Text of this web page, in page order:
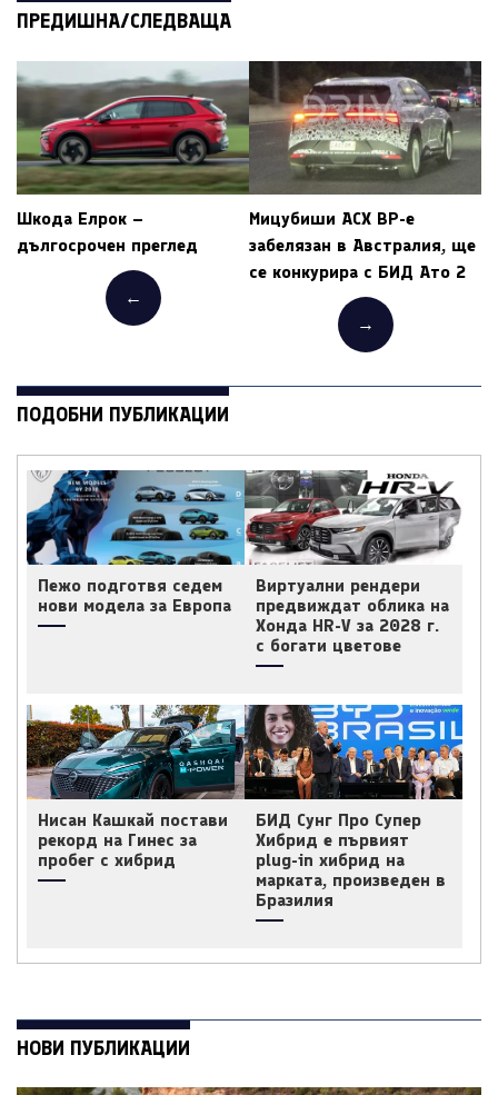
ПРЕДИШНА/СЛЕДВАЩА
Шкода Елрок –
дългосрочен преглед
←
Мицубиши АСХ ВР-е
забелязан в Австралия, ще
се конкурира с БИД Ато 2
→
ПОДОБНИ ПУБЛИКАЦИИ
Пежо подготвя седем
нови модела за Европа
Виртуални рендери
предвиждат облика на
Хонда HR-V за 2028 г.
с богати цветове
Нисан Кашкай постави
рекорд на Гинес за
пробег с хибрид
БИД Сунг Про Супер
Хибрид е първият
plug-in хибрид на
марката, произведен в
Бразилия
НОВИ ПУБЛИКАЦИИ